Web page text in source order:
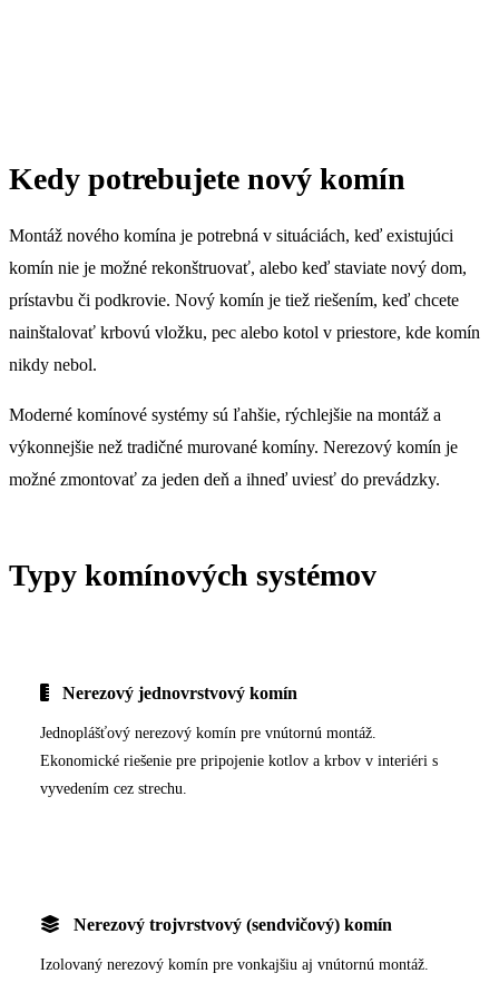
Kedy potrebujete nový komín
Montáž nového komína je potrebná v situáciách, keď existujúci
komín nie je možné rekonštruovať, alebo keď staviate nový dom,
prístavbu či podkrovie. Nový komín je tiež riešením, keď chcete
nainštalovať krbovú vložku, pec alebo kotol v priestore, kde komín
nikdy nebol.
Moderné komínové systémy sú ľahšie, rýchlejšie na montáž a
výkonnejšie než tradičné murované komíny. Nerezový komín je
možné zmontovať za jeden deň a ihneď uviesť do prevádzky.
Typy komínových systémov
Nerezový jednovrstvový komín
Jednoplášťový nerezový komín pre vnútornú montáž.
Ekonomické riešenie pre pripojenie kotlov a krbov v interiéri s
vyvedením cez strechu.
Nerezový trojvrstvový (sendvičový) komín
Izolovaný nerezový komín pre vonkajšiu aj vnútornú montáž.